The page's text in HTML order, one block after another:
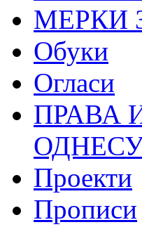
МЕРКИ
Обуки
Огласи
ПРАВА
Проекти
Прописи